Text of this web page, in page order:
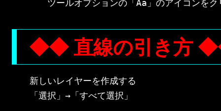
◆◆ 直線の引き方
新しいレイヤーを作成する
「選択」→「すべて選択」